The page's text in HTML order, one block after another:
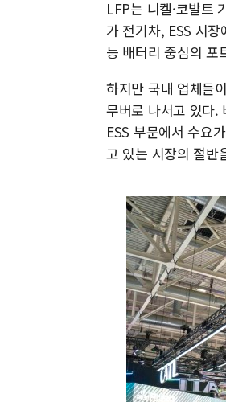
LFP는 니켈·코발트
가 전기차, ESS 시
능 배터리 중심의 포
하지만 국내 업체들
무버로 나서고 있다.
ESS 부문에서 수요
고 있는 시장의 절반